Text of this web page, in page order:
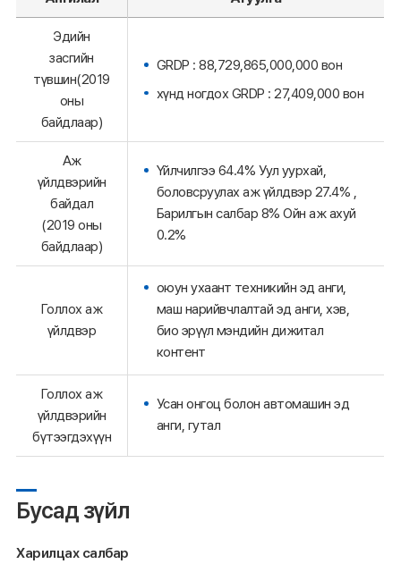
Эдийн
засгийн
түвшин(2019
оны
байдлаар)
GRDP : 88,729,865,000,000 вон
хүнд ногдох GRDP : 27,409,000 вон
Аж
үйлдвэрийн
байдал
(2019 оны
байдлаар)
Үйлчилгээ 64.4% Уул уурхай,
боловсруулах аж үйлдвэр 27.4% ,
Барилгын салбар 8% Ойн аж ахуй
0.2%
Голлох аж
үйлдвэр
оюун ухаант техникийн эд анги,
маш нарийвчлалтай эд анги, хэв,
био эрүүл мэндийн дижитал
контент
Голлох аж
үйлдвэрийн
бүтээгдэхүүн
Усан онгоц болон автомашин эд
анги, гутал
Бусад зүйл
Харилцах салбар